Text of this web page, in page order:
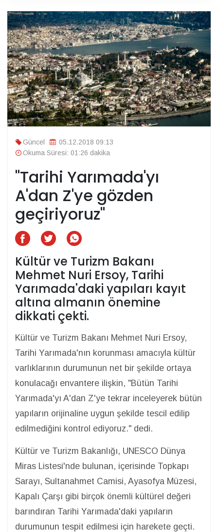
Güncel
05.12.2018 09:13
Okuma Süresi: 01:26 dakika
"Tarihi Yarımada'yı
A'dan Z'ye gözden
geçiriyoruz"
Kültür ve Turizm Bakanı
Mehmet Nuri Ersoy, Tarihi
Yarımada'daki yapıları kayıt
altına almanın önemine
dikkati çekti.
Kültür ve Turizm Bakanı Mehmet Nuri Ersoy,
Tarihi Yarımada'nın korunması amacıyla kültür
varlıklarının durumunun net bir şekilde ortaya
konulacağı envantere ilişkin, "Bütün Tarihi
Yarımada'yı A'dan Z'ye tekrar inceleyerek bütün
yapıların orijinaline uygun şekilde tescil edilip
edilmediğini kontrol ediyoruz." dedi.
Kültür ve Turizm Bakanlığı, UNESCO Dünya
Miras Listesi'nde bulunan, içerisinde Topkapı
Sarayı, Sultanahmet Camisi, Ayasofya Müzesi,
Kapalı Çarşı gibi birçok önemli kültürel değeri
barındıran Tarihi Yarımada'daki yapıların
durumunun tespit edilmesi için harekete geçti.